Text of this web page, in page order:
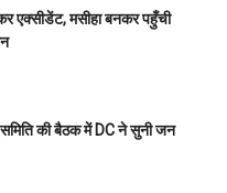
एक्सीडेंट, मसीहा बनकर पहुँची
समिति की बैठक में DC ने सुनी जन